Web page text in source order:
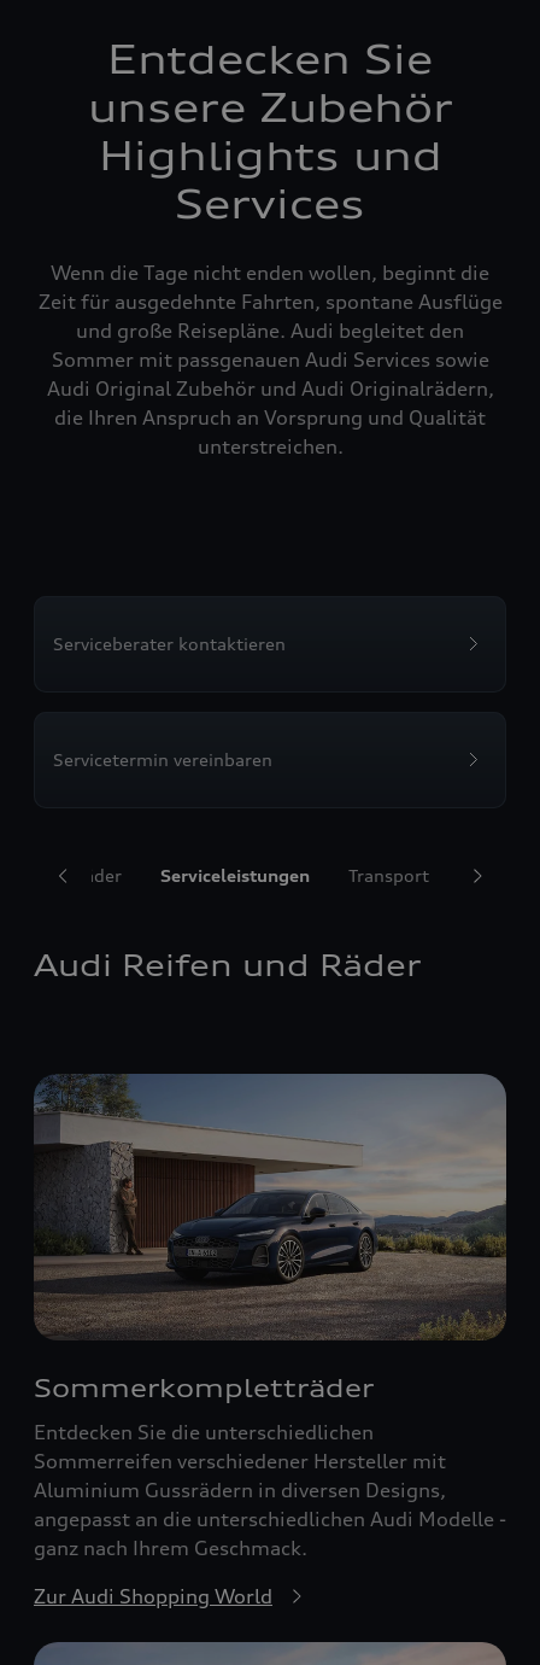
Entdecken Sie
unsere Zubehör
Highlights und
Services
Wenn die Tage nicht enden wollen, beginnt die
Zeit für ausgedehnte Fahrten, spontane Ausflüge
und große Reisepläne. Audi begleitet den
Sommer mit passgenauen Audi Services sowie
Audi Original Zubehör und Audi Originalrädern,
die Ihren Anspruch an Vorsprung und Qualität
unterstreichen.
Serviceberater kontaktieren
Servicetermin vereinbaren
und Räder Serviceleistungen Transport
Audi Reifen und Räder
Sommerkompletträder
Entdecken Sie die unterschiedlichen
Sommerreifen verschiedener Hersteller mit
Aluminium Gussrädern in diversen Designs,
angepasst an die unterschiedlichen Audi Modelle -
ganz nach Ihrem Geschmack.
Zur Audi Shopping World